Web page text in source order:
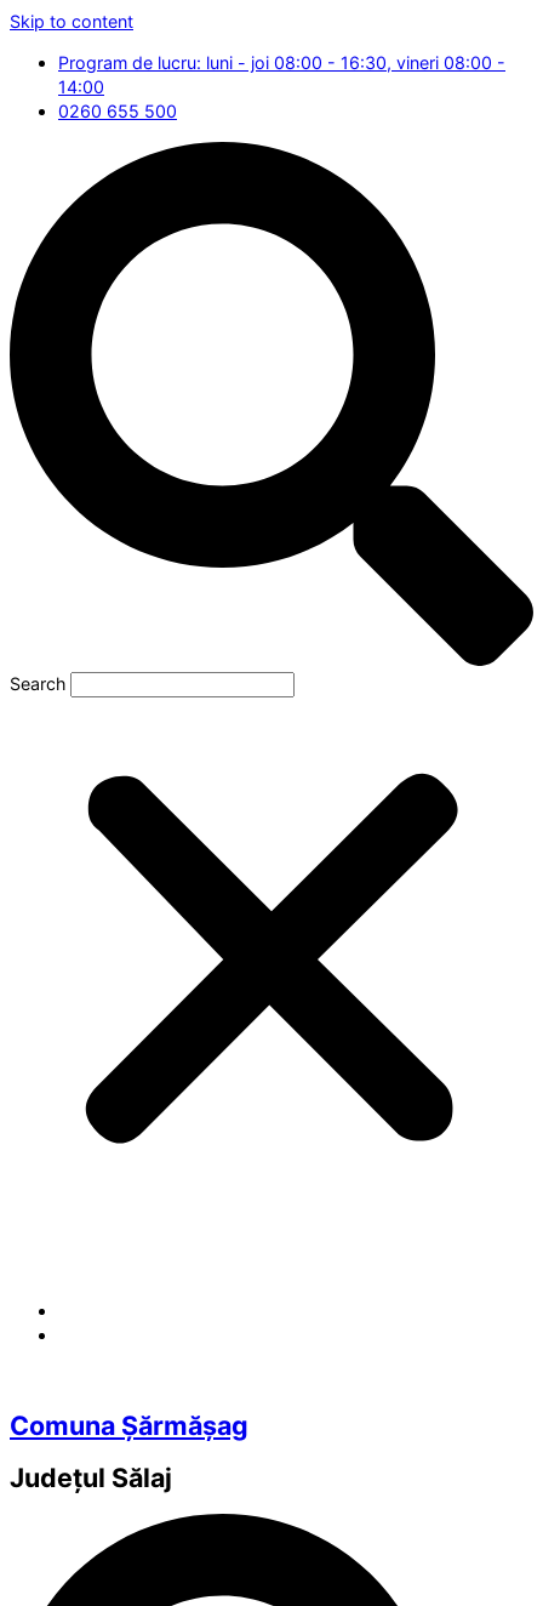
Skip to content
Program de lucru: luni - joi 08:00 - 16:30, vineri 08:00 -
14:00
0260 655 500
Search
Comuna Șărmășag
Județul Sălaj